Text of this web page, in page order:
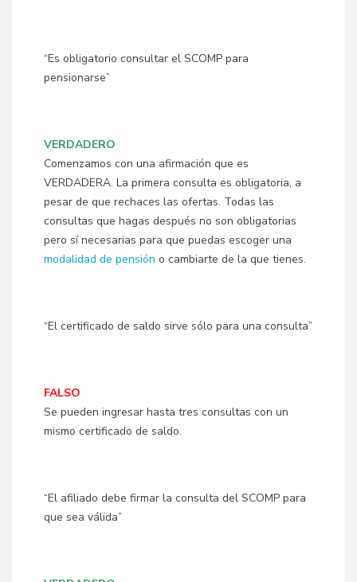
“Es obligatorio consultar el SCOMP para
pensionarse”
VERDADERO
Comenzamos con una afirmación que es
VERDADERA. La primera consulta es obligatoria, a
pesar de que rechaces las ofertas. Todas las
consultas que hagas después no son obligatorias
pero sí necesarias para que puedas escoger una
modalidad de pensión o cambiarte de la que tienes.
“El certificado de saldo sirve sólo para una consulta”
FALSO
Se pueden ingresar hasta tres consultas con un
mismo certificado de saldo.
“El afiliado debe firmar la consulta del SCOMP para
que sea válida”